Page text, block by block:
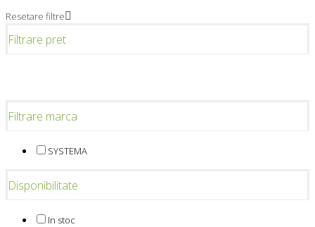
Resetare filtre
Filtrare pret
Filtrare marca
SYSTEMA
Disponibilitate
In stoc